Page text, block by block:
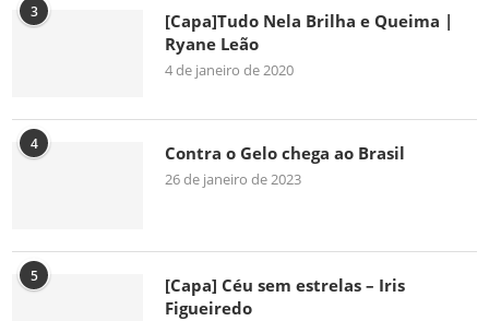
3
[Capa]Tudo Nela Brilha e Queima |
Ryane Leão
4 de janeiro de 2020
4 Contra o Gelo chega ao Brasil
26 de janeiro de 2023
5
[Capa] Céu sem estrelas – Iris
Figueiredo